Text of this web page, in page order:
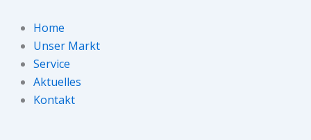
Home
Unser Markt
Service
Aktuelles
Kontakt